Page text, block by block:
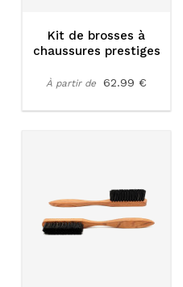
Kit de brosses à
chaussures prestiges
À partir de 62.99 €